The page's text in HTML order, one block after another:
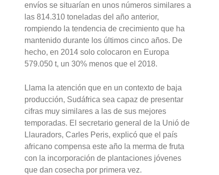
envíos se situarían en unos números similares a
las 814.310 toneladas del año anterior,
rompiendo la tendencia de crecimiento que ha
mantenido durante los últimos cinco años. De
hecho, en 2014 solo colocaron en Europa
579.050 t, un 30% menos que el 2018.
Llama la atención que en un contexto de baja
producción, Sudáfrica sea capaz de presentar
cifras muy similares a las de sus mejores
temporadas. El secretario general de la Unió de
Llauradors, Carles Peris, explicó que el país
africano compensa este año la merma de fruta
con la incorporación de plantaciones jóvenes
que dan cosecha por primera vez.